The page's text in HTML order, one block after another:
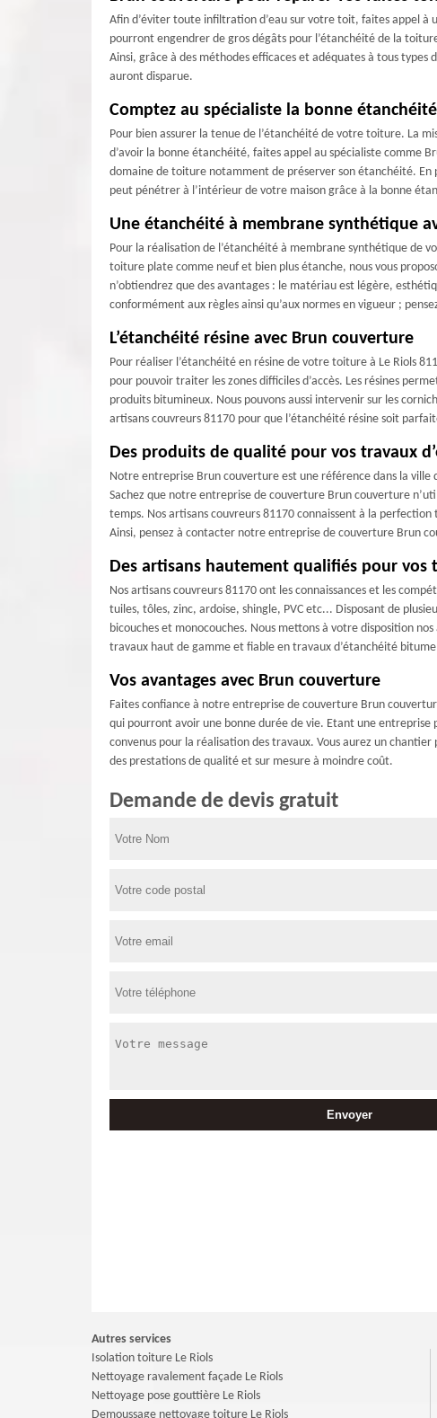
Afin d’éviter toute infiltration d’eau sur votre toit, faites appel
pourront engendrer de gros dégâts pour l’étanchéité de la
Ainsi, grâce à des méthodes efficaces et adéquates à tous
auront disparue.
Comptez au spécialiste la bonne
Pour bien assurer la tenue de l’étanchéité de votre toiture. La
d’avoir la bonne étanchéité, faites appel au spécialiste comme
domaine de toiture notamment de préserver son étanchéité.
peut pénétrer à l’intérieur de votre maison grâce à la bonne
Une étanchéité à membrane synthétique
Pour la réalisation de l’étanchéité à membrane synthétique de
toiture plate comme neuf et bien plus étanche, nous vous
n’obtiendrez que des avantages : le matériau est légère,
conformément aux règles ainsi qu’aux normes en vigueur ;
L’étanchéité résine avec Brun couverture
Pour réaliser l’étanchéité en résine de votre toiture à Le Riols
pour pouvoir traiter les zones difficiles d’accès. Les résines
produits bitumineux. Nous pouvons aussi intervenir sur les
artisans couvreurs 81170 pour que l’étanchéité résine soit
Des produits de qualité pour vos travaux
Notre entreprise Brun couverture est une référence dans la
Sachez que notre entreprise de couverture Brun couverture
temps. Nos artisans couvreurs 81170 connaissent à la
Ainsi, pensez à contacter notre entreprise de couverture Brun
Des artisans hautement qualifiés pour vos
Nos artisans couvreurs 81170 ont les connaissances et les
tuiles, tôles, zinc, ardoise, shingle, PVC etc... Disposant de
bicouches et monocouches. Nous mettons à votre disposition
travaux haut de gamme et fiable en travaux d’étanchéité
Vos avantages avec Brun couverture
Faites confiance à notre entreprise de couverture Brun
qui pourront avoir une bonne durée de vie. Etant une entreprise
convenus pour la réalisation des travaux. Vous aurez un
des prestations de qualité et sur mesure à moindre coût.
Demande de devis gratuit
Autres services
Isolation toiture Le Riols
Nettoyage ravalement façade Le Riols
Nettoyage pose gouttière Le Riols
Demoussage nettoyage toiture Le Riols